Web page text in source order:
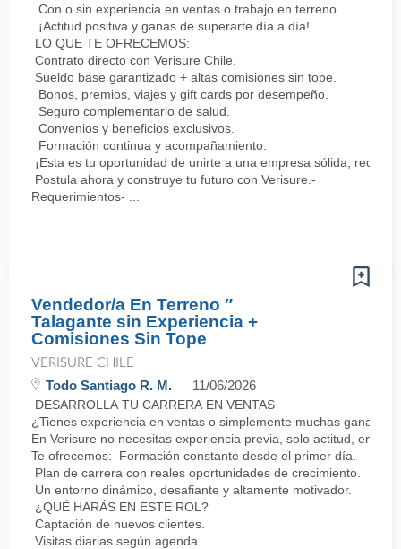
Con o sin experiencia en ventas o trabajo en terreno.
¡Actitud positiva y ganas de superarte día a día!
LO QUE TE OFRECEMOS:
Contrato directo con Verisure Chile.
Sueldo base garantizado + altas comisiones sin tope.
Bonos, premios, viajes y gift cards por desempeño.
Seguro complementario de salud.
Convenios y beneficios exclusivos.
Formación continua y acompañamiento.
¡Esta es tu oportunidad de unirte a una empresa sólida,
Postula ahora y construye tu futuro con Verisure.-
Requerimientos- ...
Vendedor/a En Terreno ″
Talagante sin Experiencia +
Comisiones Sin Tope
VERISURE CHILE
Todo Santiago R. M. 11/06/2026
DESARROLLA TU CARRERA EN VENTAS
¿Tienes experiencia en ventas o simplemente muchas ganas
En Verisure no necesitas experiencia previa, solo actitud,
Te ofrecemos: Formación constante desde el primer día.
Plan de carrera con reales oportunidades de crecimiento.
Un entorno dinámico, desafiante y altamente motivador.
¿QUÉ HARÁS EN ESTE ROL?
Captación de nuevos clientes.
Visitas diarias según agenda.